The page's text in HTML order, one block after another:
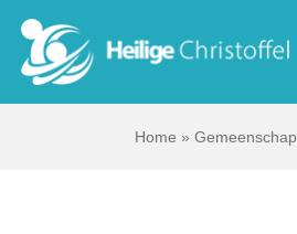
content
Home »